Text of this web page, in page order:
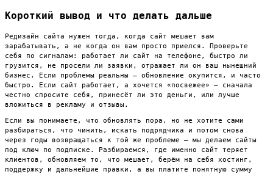
Короткий вывод и что делать дальше
Редизайн сайта нужен тогда, когда сайт мешает вам
зарабатывать, а не когда он вам просто приелся. Проверьте
себя по сигналам: работает ли сайт на телефоне, быстро ли
грузится, не просели ли заявки, отражает ли он ваш нынешний
бизнес. Если проблемы реальны — обновление окупится, и часто
быстро. Если сайт работает, а хочется «посвежее» — сначала
честно спросите себя, принесёт ли это деньги, или лучше
вложиться в рекламу и отзывы.
Если вы понимаете, что обновлять пора, но не хотите сами
разбираться, что чинить, искать подрядчика и потом снова
через годы возвращаться к той же проблеме — мы делаем сайты
под ключ по подписке. Разбираемся, где именно сайт теряет
клиентов, обновляем то, что мешает, берём на себя хостинг,
поддержку и дальнейшие правки, а вы платите понятную сумму